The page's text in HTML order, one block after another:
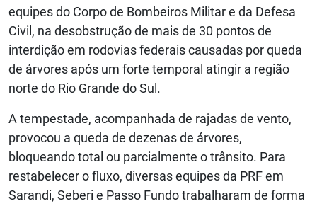
equipes do Corpo de Bombeiros Militar e da Defesa
Civil, na desobstrução de mais de 30 pontos de
interdição em rodovias federais causadas por queda
de árvores após um forte temporal atingir a região
norte do Rio Grande do Sul.
A tempestade, acompanhada de rajadas de vento,
provocou a queda de dezenas de árvores,
bloqueando total ou parcialmente o trânsito. Para
restabelecer o fluxo, diversas equipes da PRF em
Sarandi, Seberi e Passo Fundo trabalharam de forma